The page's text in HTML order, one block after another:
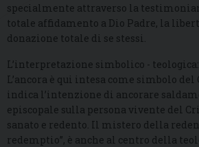
specialmente attraverso la
totale affidamento a Dio Padre, la
donazione totale di se stessi.
L’interpretazione simbolico - teologica:
L’ancora è qui intesa come simbolo del
indica l’intenzione di ancorare
episcopale sulla persona vivente del
sanato e redento. Il mistero della
redemptio”, è anche al centro della